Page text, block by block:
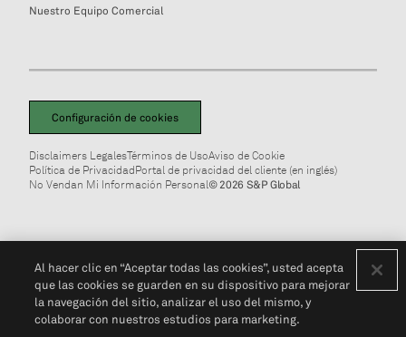
Nuestro Equipo Comercial
Configuración de cookies
Disclaimers LegalesTérminos de UsoAviso de Cookie
Política de PrivacidadPortal de privacidad del cliente (en inglés)
No Vendan Mi Información Personal© 2026 S&P Global
Al hacer clic en “Aceptar todas las cookies”, usted acepta
que las cookies se guarden en su dispositivo para mejorar
la navegación del sitio, analizar el uso del mismo, y
colaborar con nuestros estudios para marketing.